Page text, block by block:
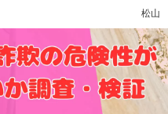
松山